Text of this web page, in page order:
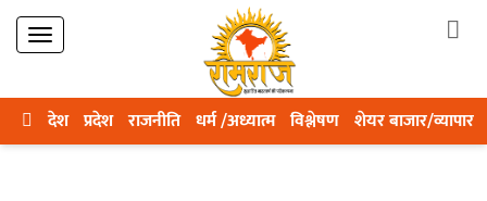
देश प्रदेश राजनीति धर्म /अध्यात्म विश्लेषण शेयर बाजार/व्यापार